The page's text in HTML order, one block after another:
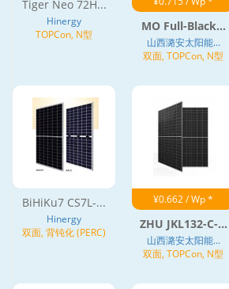
Tiger Neo 72H...
Hinergy
TOPCon, N型
MO Full-Black...
山西潞安太阳能...
双面, TOPCon, N型
BiHiKu7 CS7L-...
Hinergy
双面, 背钝化 (PERC)
¥0.662 / Wp *
ZHU JKL132-C-...
山西潞安太阳能...
双面, TOPCon, N型